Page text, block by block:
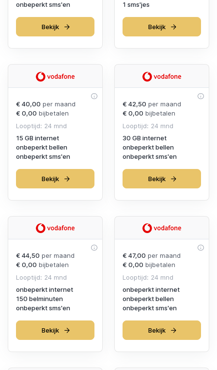
onbeperkt sms'en
Bekijk
1 sms'jes
Bekijk
€ 40,00 per maand
€ 0,00 bijbetalen
Looptijd: 24 mnd
15 GB internet
onbeperkt bellen
onbeperkt sms'en
Bekijk
€ 42,50 per maand
€ 0,00 bijbetalen
Looptijd: 24 mnd
30 GB internet
onbeperkt bellen
onbeperkt sms'en
Bekijk
€ 44,50 per maand
€ 0,00 bijbetalen
Looptijd: 24 mnd
onbeperkt internet
150 belminuten
onbeperkt sms'en
Bekijk
€ 47,00 per maand
€ 0,00 bijbetalen
Looptijd: 24 mnd
onbeperkt internet
onbeperkt bellen
onbeperkt sms'en
Bekijk